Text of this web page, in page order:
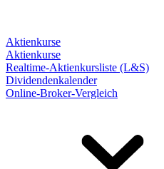
Aktienkurse
Aktienkurse
Realtime-Aktienkursliste (L&S)
Dividendenkalender
Online-Broker-Vergleich